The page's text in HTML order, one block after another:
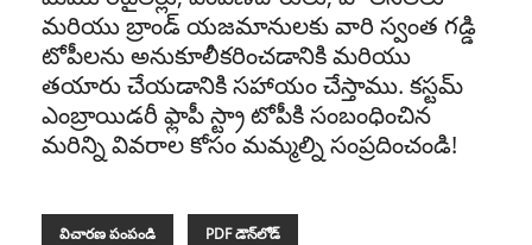
మరియు బ్రాండ్ యజమానులకు వారి స్వంత గడ్డి
టోపీలను అనుకూలీకరించడానికి మరియు
తయారు చేయడానికి సహాయం చేస్తాము. కస్టమ్
ఎంబ్రాయిడరీ ఫ్లాపీ స్ట్రా టోపీకి సంబంధించిన
మరిన్ని వివరాల కోసం మమ్మల్ని సంప్రదించండి!
విచారణ పంపండి PDF డౌన్‌లోడ్